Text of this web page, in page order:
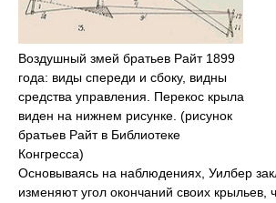
Воздушный змей братьев Райт 1899
года: виды спереди и сбоку, видны
средства управления. Перекос крыла
виден на нижнем рисунке. (рисунок
братьев Райт в Библиотеке
Конгресса)
Основываясь на наблюдениях, Уилбер
изменяют угол окончаний своих крыльев,